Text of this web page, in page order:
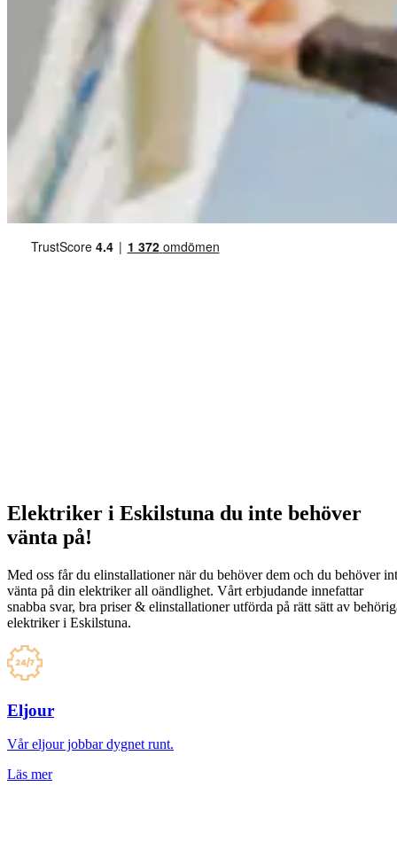
Elektriker i Eskilstuna du inte behöver
vänta på!
Med oss får du elinstallationer när du behöver dem och du behöver
vänta på din elektriker all oändlighet. Vårt erbjudande innefattar
snabba svar, bra priser & elinstallationer utförda på rätt sätt av
elektriker i Eskilstuna.
Eljour
Vår eljour jobbar dygnet runt.
Läs mer